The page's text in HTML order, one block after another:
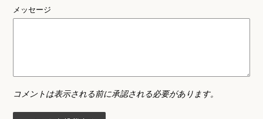
メッセージ
コメントは表示される前に承認される必要があります。